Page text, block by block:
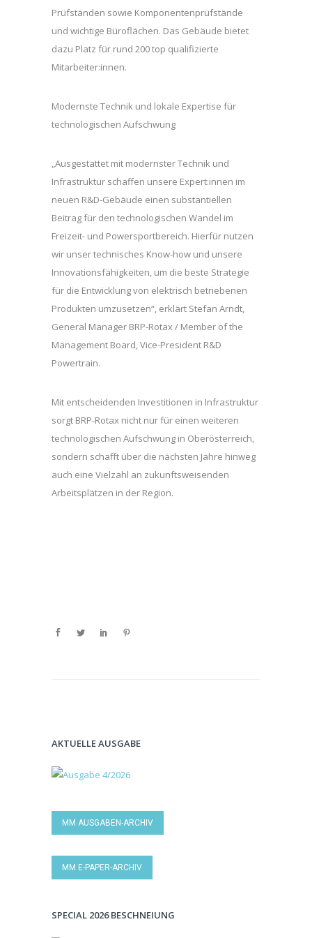
Prüfständen sowie Komponentenprüfstände
und wichtige Büroflächen. Das Gebäude bietet
dazu Platz für rund 200 top qualifizierte
Mitarbeiter:innen.
Modernste Technik und lokale Expertise für
technologischen Aufschwung
„Ausgestattet mit modernster Technik und
Infrastruktur schaffen unsere Expert:innen im
neuen R&D-Gebäude einen substantiellen
Beitrag für den technologischen Wandel im
Freizeit- und Powersportbereich. Hierfür nutzen
wir unser technisches Know-how und unsere
Innovationsfähigkeiten, um die beste Strategie
für die Entwicklung von elektrisch betriebenen
Produkten umzusetzen“, erklärt Stefan Arndt,
General Manager BRP-Rotax / Member of the
Management Board, Vice-President R&D
Powertrain.
Mit entscheidenden Investitionen in Infrastruktur
sorgt BRP-Rotax nicht nur für einen weiteren
technologischen Aufschwung in Oberösterreich,
sondern schafft über die nächsten Jahre hinweg
auch eine Vielzahl an zukunftsweisenden
Arbeitsplätzen in der Region.
AKTUELLE AUSGABE
MM AUSGABEN-ARCHIV
MM E-PAPER-ARCHIV
SPECIAL 2026 BESCHNEIUNG